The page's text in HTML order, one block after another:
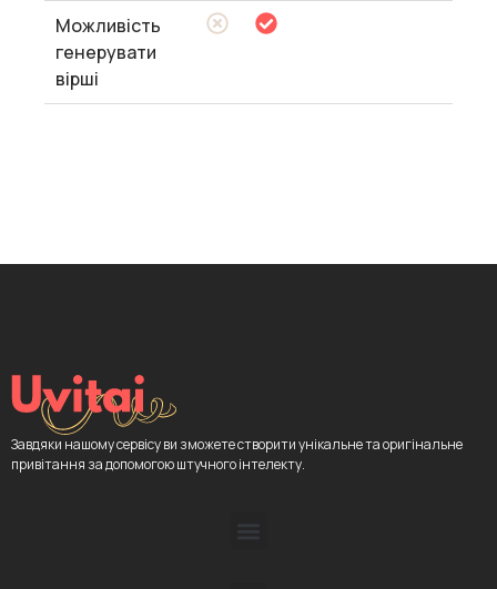
Можливість
генерувати
вірші
Завдяки нашому сервісу ви зможете створити унікальне та оригінальне
привітання за допомогою штучного інтелекту.